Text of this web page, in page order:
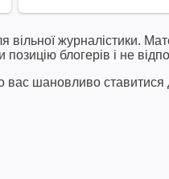
журналістики.
блогерів і не
вас шановливо ставитися